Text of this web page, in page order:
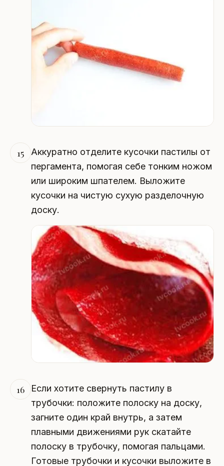
15
Аккуратно отделите кусочки пастилы от
пергамента, помогая себе тонким ножом
или широким шпателем. Выложите
кусочки на чистую сухую разделочную
доску.
16
Если хотите свернуть пастилу в
трубочки: положите полоску на доску,
загните один край внутрь, а затем
плавными движениями рук скатайте
полоску в трубочку, помогая пальцами.
Готовые трубочки и кусочки выложите в